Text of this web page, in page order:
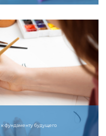
фундаменту будущего